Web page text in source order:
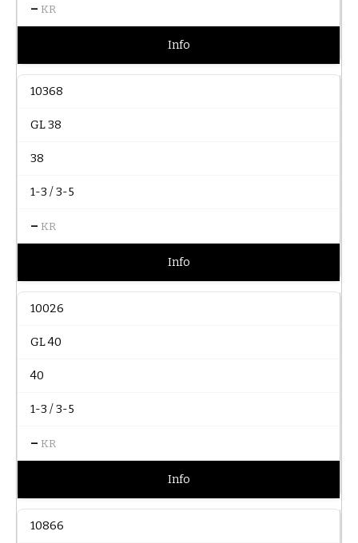
– KR
Info
10368
GL 38
38
1-3 / 3-5
– KR
Info
10026
GL 40
40
1-3 / 3-5
– KR
Info
10866